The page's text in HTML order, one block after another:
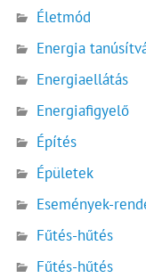
Életmód
Energia
Energiaellátás
Energiafigyelő
Építés
Épületek
Események-
Fűtés-hűtés
Fűtés-hűtés